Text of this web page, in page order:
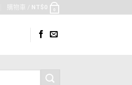
購物車 / NT$0 0